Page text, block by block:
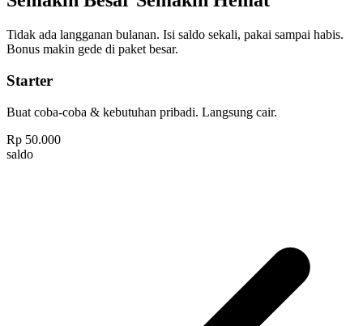
Tidak ada langganan bulanan. Isi saldo sekali, pakai sampai habis.
Bonus makin gede di paket besar.
Starter
Buat coba-coba & kebutuhan pribadi. Langsung cair.
Rp 50.000
saldo